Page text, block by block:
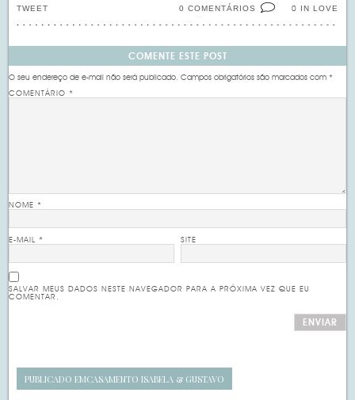
0 IN LOVE
0 COMENTÁRIOS
TWEET
COMENTE ESTE POST
O seu endereço de e-mail não será publicado. Campos obrigatórios são marcados com*
COMENTÁRIO*
NOME*
E-MAIL* SITE
SALVAR MEUS DADOS NESTE NAVEGADOR PARA A PRÓXIMA VEZ QUE EU
COMENTAR.
PUBLICADO EMCASAMENTO ISABELA & GUSTAVO